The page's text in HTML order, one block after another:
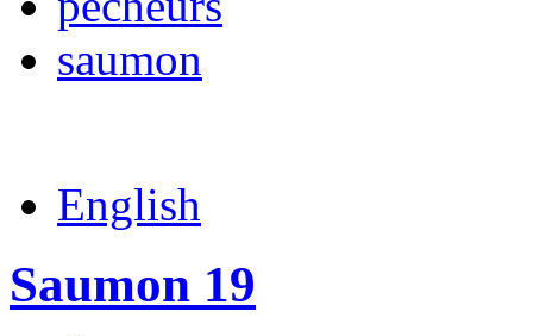
saumon
English
Saumon 19